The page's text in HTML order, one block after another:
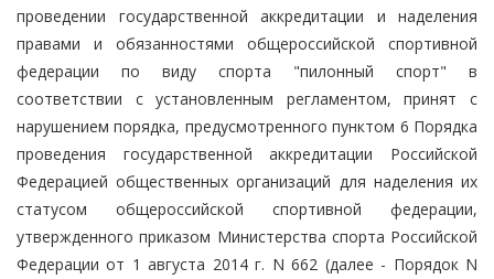
проведении государственной аккредитации и наделения
правами и обязанностями общероссийской спортивной
федерации по виду спорта "пилонный спорт" в
соответствии с установленным регламентом, принят с
нарушением порядка, предусмотренного пунктом 6 Порядка
проведения государственной аккредитации Российской
Федерацией общественных организаций для наделения их
статусом общероссийской спортивной федерации,
утвержденного приказом Министерства спорта Российской
Федерации от 1 августа 2014 г. N 662 (далее - Порядок N